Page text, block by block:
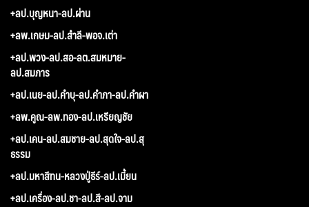
+ลป.บุญหนา-ลป.ผ่าน
+ลพ.เกษม-ลป.สำลี-พอจ.เต่า
+ลป.พวง-ลป.สอ-ลต.สมหมาย-
ลป.สมภาร
+ลป.เนย-ลป.คำบุ-ลป.คำภา-ลป.คำผา
+ลพ.คูณ-ลพ.ทอง-ลป.เหรียญชัย
+ลป.เคน-ลป.สมชาย-ลป.สุดใจ-ลป.สุ
ธรรม
+ลป.มหาสีทน-หลวงปู่ธีร์-ลป.เมี้ยน
+ลป.เครื่อง-ลป.ชา-ลป.สี-ลป.จาม